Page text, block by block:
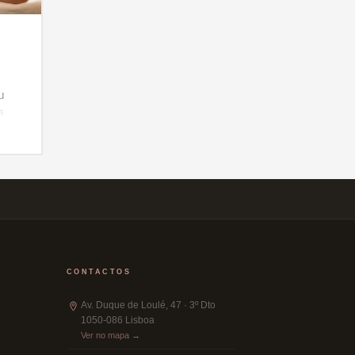
CONTACTOS
Av. Duque de Loulé, 47 · 3º Dto
1050-086 Lisboa
Ver no mapa →